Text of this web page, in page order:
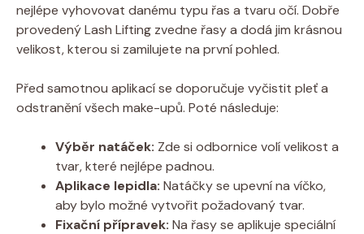
nejlépe vyhovovat danému typu řas a tvaru očí. Dobře
provedený Lash Lifting zvedne řasy a dodá jim krásnou
velikost, kterou si zamilujete na první pohled.
Před samotnou aplikací se doporučuje vyčistit pleť a
odstranění všech make-upů. Poté následuje:
Výběr natáček: Zde si odbornice volí velikost a
tvar, které nejlépe padnou.
Aplikace lepidla: Natáčky se upevní na víčko,
aby bylo možné vytvořit požadovaný tvar.
Fixační přípravek: Na řasy se aplikuje speciální